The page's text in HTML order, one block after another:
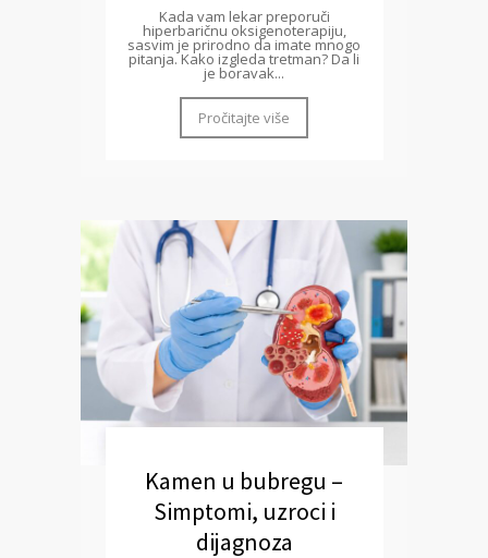
Kada vam lekar preporuči
hiperbaričnu oksigenoterapiju,
sasvim je prirodno da imate mnogo
pitanja. Kako izgleda tretman? Da li
je boravak...
Pročitajte više
Kamen u bubregu –
Simptomi, uzroci i
dijagnoza